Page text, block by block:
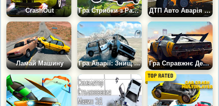
CrashOut Гра Стрибки з Рампи: Аварії ДТП Авто Аварія Краш Тест Симулятор
Ламай Машину Гра Аварії: Знищ Машину Гра Справжнє Дербі: День Катастроф